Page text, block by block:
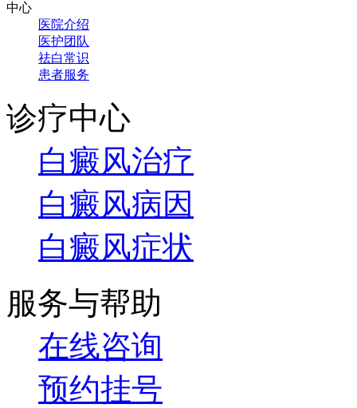
中心
医院介绍
医护团队
祛白常识
患者服务
诊疗中心
白癜风治疗
白癜风病因
白癜风症状
服务与帮助
在线咨询
预约挂号